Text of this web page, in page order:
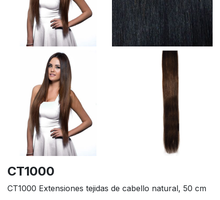
CT1000
CT1000 Extensiones tejidas de cabello natural, 50 cm